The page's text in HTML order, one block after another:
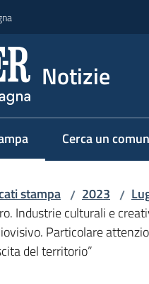
Notizie
Cerca un
stampa / 2023 /
Industrie culturali e
Particolare
del territorio”